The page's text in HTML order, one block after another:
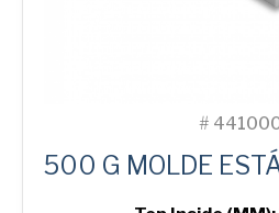
#
500 G MOLDE